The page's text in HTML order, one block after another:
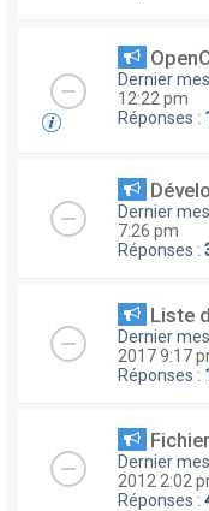
Dernier
12:22 pm
Réponses :
Dernier
7:26 pm
Réponses :
Liste
Dernier
2017 9:17
Réponses :
Dernier
2012 2:02
Réponses :